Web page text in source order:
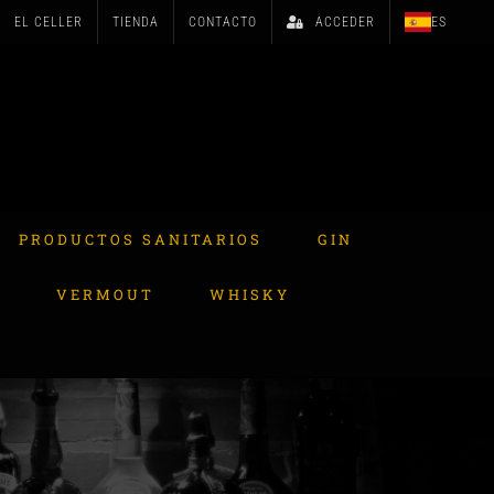
EL CELLER TIENDA CONTACTO ACCEDER ES
PRODUCTOS SANITARIOS GIN
VERMOUT WHISKY